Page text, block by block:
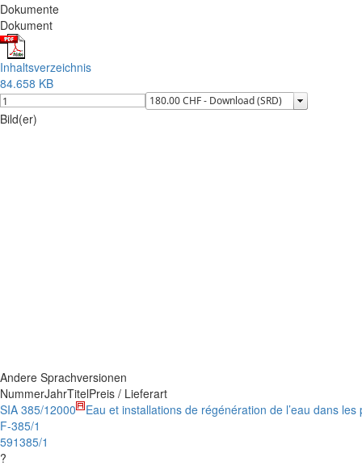
Dokumente
Dokument
Inhaltsverzeichnis
84.658 KB
Bild(er)
Andere Sprachversionen
NummerJahrTitelPreis / Lieferart
SIA 385/1
F-385/1
591385/1
?
2000 Eau et installations de régénération de l’eau dans